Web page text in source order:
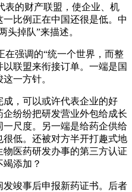
表的财产联盟，使企业、机
比例正在中国还很是低。中
头掉队”来描述。
强调的“统一个世界，而整
联盟来衔接订单。一端是国
一方针。
，可以或许代表企业的好
纷纷把研发营业外包给成长
尺度。另一端是给药企供给
低。还被对方半开打趣式地
医药研发办事的第三方认证
添加？
竣事后申报新药证书。后者